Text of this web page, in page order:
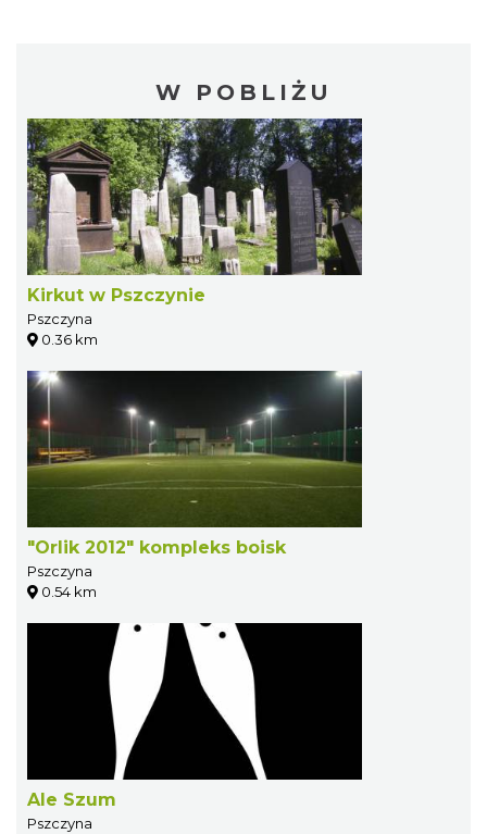
W POBLIŻU
Kirkut w Pszczynie
Pszczyna
0.36 km
"Orlik 2012" kompleks boisk
Pszczyna
0.54 km
Ale Szum
Pszczyna